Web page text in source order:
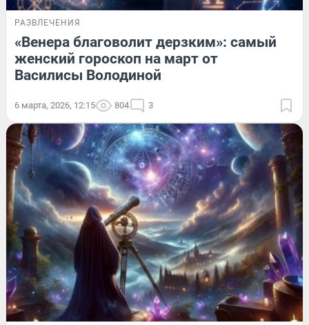
РАЗВЛЕЧЕНИЯ
«Венера благоволит дерзким»: самый
женский гороскоп на март от
Василисы Володиной
6 марта, 2026, 12:15 804 3